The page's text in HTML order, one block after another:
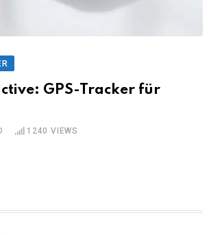
GPS-Tracker für
1240 VIEWS